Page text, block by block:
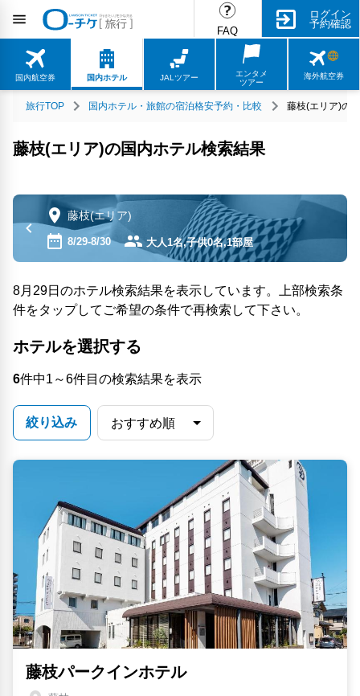
FAQ
ログイン
予約確認
国内航空券 国内ホテル JALツアー
エンタメ
ツアー
海外航空券
旅行TOP 国内ホテル・旅館の宿泊格安予約・比較 藤枝(エリア)の
藤枝(エリア)の国内ホテル検索結果
藤枝(エリア)
8/29-8/30 大人1名,子供0名,1部屋
8月29日のホテル検索結果を表示しています。上部検索条
件をタップしてご希望の条件で再検索して下さい。
ホテルを選択する
6件中1～6件目の検索結果を表示
絞り込み
藤枝パークインホテル